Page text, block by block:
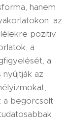
hanem
az
pozitiv
a
a
az
a begörcsölt